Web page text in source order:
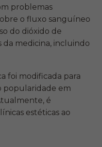
problemas
o fluxo sanguíneo
do dióxido de
medicina, incluindo
foi modificada para
popularidade em
é
estéticas ao